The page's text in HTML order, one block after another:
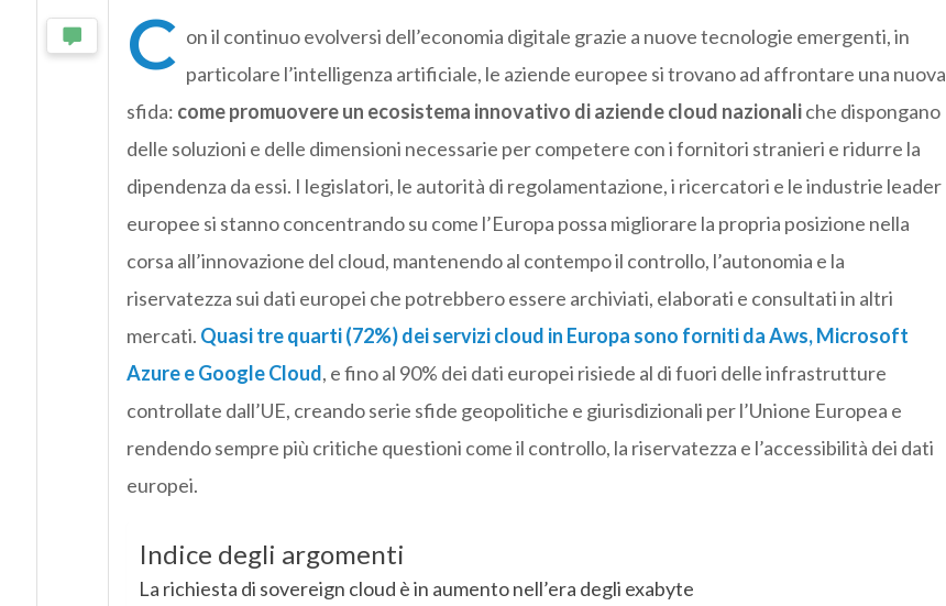
C on il continuo evolversi dell’economia digitale grazie a nuove tecnologie emergenti, in
particolare l’intelligenza artificiale, le aziende europee si trovano ad affrontare una nuova
sfida: come promuovere un ecosistema innovativo di aziende cloud nazionaliche dispongano
delle soluzioni e delle dimensioni necessarie per competere con i fornitori stranieri e ridurre la
dipendenza da essi. I legislatori, le autorità di regolamentazione, i ricercatori e le industrie leader
europee si stanno concentrando su come l’Europa possa migliorare la propria posizione nella
corsa all’innovazione del cloud, mantenendo al contempo il controllo, l’autonomia e la
riservatezza sui dati europei che potrebbero essere archiviati, elaborati e consultati in altri
mercati. Quasi tre quarti (72%) dei servizi cloud in Europa sono forniti da Aws, Microsoft
Azure e Google Cloud, e fino al 90% dei dati europei risiede al di fuori delle infrastrutture
controllate dall’UE, creando serie sfide geopolitiche e giurisdizionali per l’Unione Europea e
rendendo sempre più critiche questioni come il controllo, la riservatezza e l’accessibilità dei dati
europei.
Indice degli argomenti
La richiesta di sovereign cloud è in aumento nell’era degli exabyte